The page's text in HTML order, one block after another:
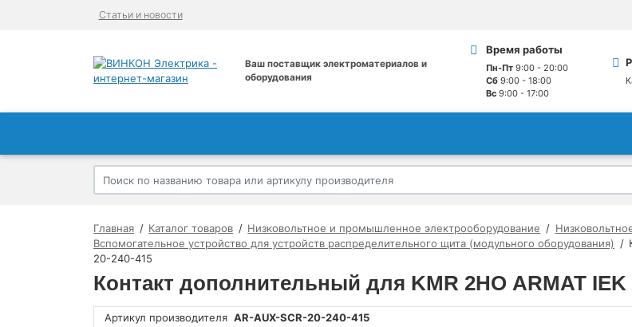
Статьи и новости
Ваш поставщик электроматериалов и
оборудования
Время работы
Пн-Пт9:00 - 20:00
Сб9:00 - 18:00
Вс9:00 - 17:00
Главная Каталог товаров Низковольтное и промышленное электрооборудование
Вспомогательное устройство для устройств распределительного щита (модульного оборудования)
20-240-415
Контакт дополнительный для KMR 2НО ARMAT IEK
Артикул производителя AR-AUX-SCR-20-240-415